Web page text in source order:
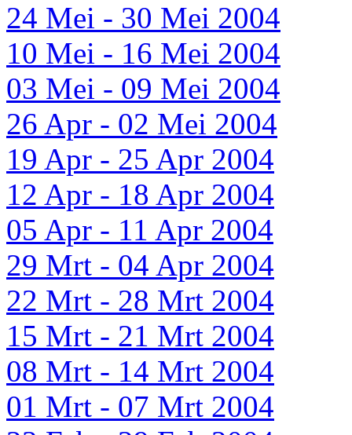
24 Mei - 30 Mei 2004
10 Mei - 16 Mei 2004
03 Mei - 09 Mei 2004
26 Apr - 02 Mei 2004
19 Apr - 25 Apr 2004
12 Apr - 18 Apr 2004
05 Apr - 11 Apr 2004
29 Mrt - 04 Apr 2004
22 Mrt - 28 Mrt 2004
15 Mrt - 21 Mrt 2004
08 Mrt - 14 Mrt 2004
01 Mrt - 07 Mrt 2004